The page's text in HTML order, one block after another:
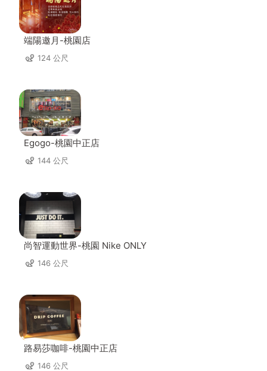
端陽邀月-桃園店
124 公尺
Egogo-桃園中正店
144 公尺
尚智運動世界-桃園 Nike ONLY
146 公尺
路易莎咖啡-桃園中正店
146 公尺